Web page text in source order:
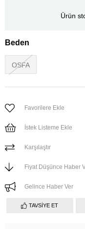
Ürün
Beden
OSFA
Favorilere Ekle
İstek Listeme Ekle
Karşılaştır
Fiyat Düşünce Haber
Gelince Haber Ver
TAVSIYE ET